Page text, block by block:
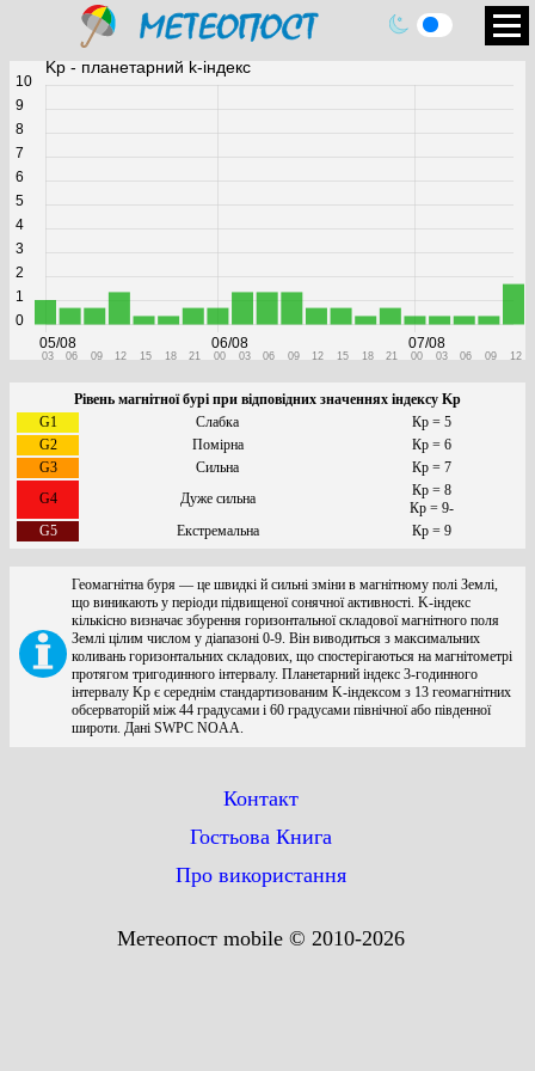
Kp - планетарний k-індекс
05/08
03 06 09 12 15 18 21
06/08
00 03 06 09 12 15 18 21
07/08
00 03 06 09 12
0
1
2
3
4
5
6
7
8
9
10
Рівень магнітної бурі при відповідних значеннях індексу Kp
G1
Слабка
Кр = 5
G2
Помірна
Кр = 6
G3
Сильна
Кр = 7
G4
Дуже сильна
Кр = 8
Кр = 9-
G5
Екстремальна Кр = 9
Геомагнітна буря — це швидкі й сильні зміни в магнітному полі Землі,
що виникають у періоди підвищеної сонячної активності. K-індекс
кількісно визначає збурення горизонтальної складової магнітного поля
Землі цілим числом у діапазоні 0-9. Він виводиться з максимальних
коливань горизонтальних складових, що спостерігаються на магнітометрі
протягом тригодинного інтервалу. Планетарний індекс 3-годинного
інтервалу Kp є середнім стандартизованим K-індексом з 13 геомагнітних
обсерваторій між 44 градусами і 60 градусами північної або південної
широти. Дані SWPC NOAA.
Контакт
Гостьова Книга
Про використання
Метеопост mobile © 2010-2026